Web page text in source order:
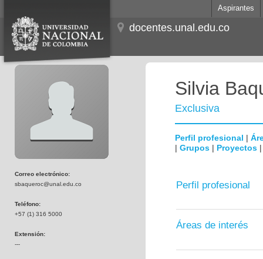
Aspirantes
docentes.unal.edu.co
Correo electrónico:
sbaqueroc@unal.edu.co
Teléfono:
+57 (1) 316 5000
Extensión:
---
Silvia
Exclusiva
Perfil profesional |
| Grupos | Proyectos
Perfil profesional
Áreas de interés